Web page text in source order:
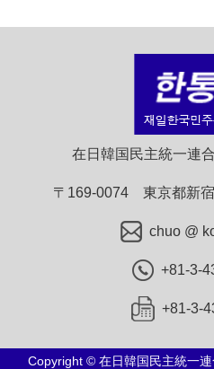
在日韓国民主統一連
〒169-0074 東京都新
chuo @
+81-3-
+81-3-
Copyright © 在日韓国民主統一